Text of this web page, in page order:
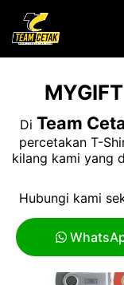
Di Team
percetakan T-
kilang kami yang
Hubungi kami